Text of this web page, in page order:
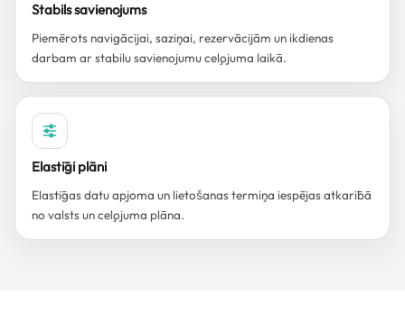
Stabils savienojums
Piemērots navigācijai, saziņai, rezervācijām un ikdienas
darbam ar stabilu savienojumu ceļojuma laikā.
Elastīgi plāni
Elastīgas datu apjoma un lietošanas termiņa iespējas atkarībā
no valsts un ceļojuma plāna.